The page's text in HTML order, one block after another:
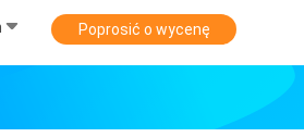
Poprosić o wycenę